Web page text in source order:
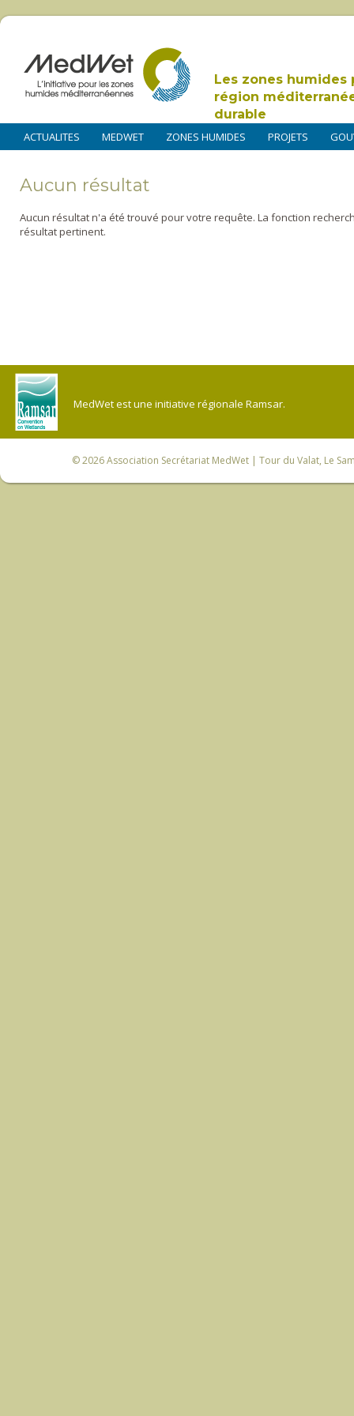
Les zones humides
région
durable
ACTUALITES MEDWET ZONES HUMIDES PROJETS
Aucun résultat
Aucun résultat n'a été trouvé pour votre requête. La fonction
résultat pertinent.
MedWet est une initiative régionale Ramsar.
© 2026Association Secrétariat MedWet | Tour du Valat, Le